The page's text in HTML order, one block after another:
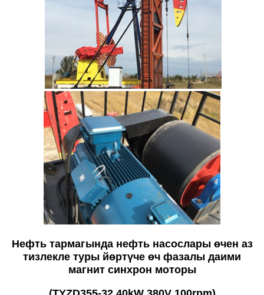
Нефть тармагында нефть насослары өчен аз
тизлекле туры йөртүче өч фазалы даими
магнит синхрон моторы